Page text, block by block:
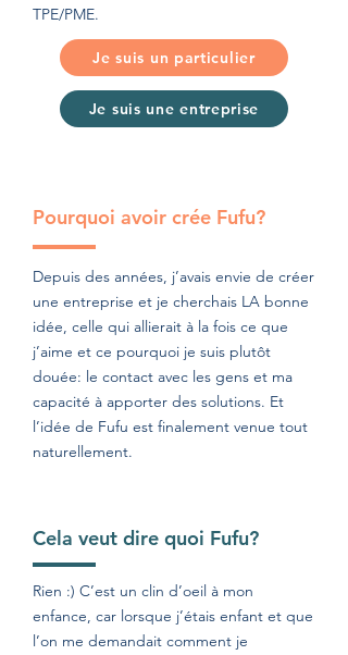
TPE/PME.
Je suis un particulier
Je suis une entreprise
Pourquoi avoir crée Fufu?
Depuis des années, j’avais envie de créer
une entreprise et je cherchais LA bonne
idée, celle qui allierait à la fois ce que
j’aime et ce pourquoi je suis plutôt
douée: le contact avec les gens et ma
capacité à apporter des solutions. Et
l’idée de Fufu est finalement venue tout
naturellement.
Cela veut dire quoi Fufu?
Rien :) C’est un clin d’oeil à mon
enfance, car lorsque j’étais enfant et que
l’on me demandait comment je